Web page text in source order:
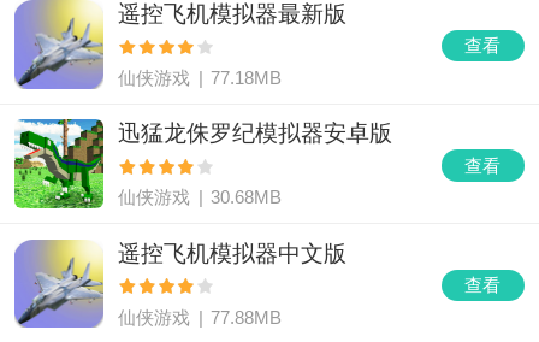
查看
遥控飞机模拟器最新版
仙侠游戏 | 77.18MB
查看
迅猛龙侏罗纪模拟器安卓版
仙侠游戏 | 30.68MB
查看
遥控飞机模拟器中文版
仙侠游戏 | 77.88MB